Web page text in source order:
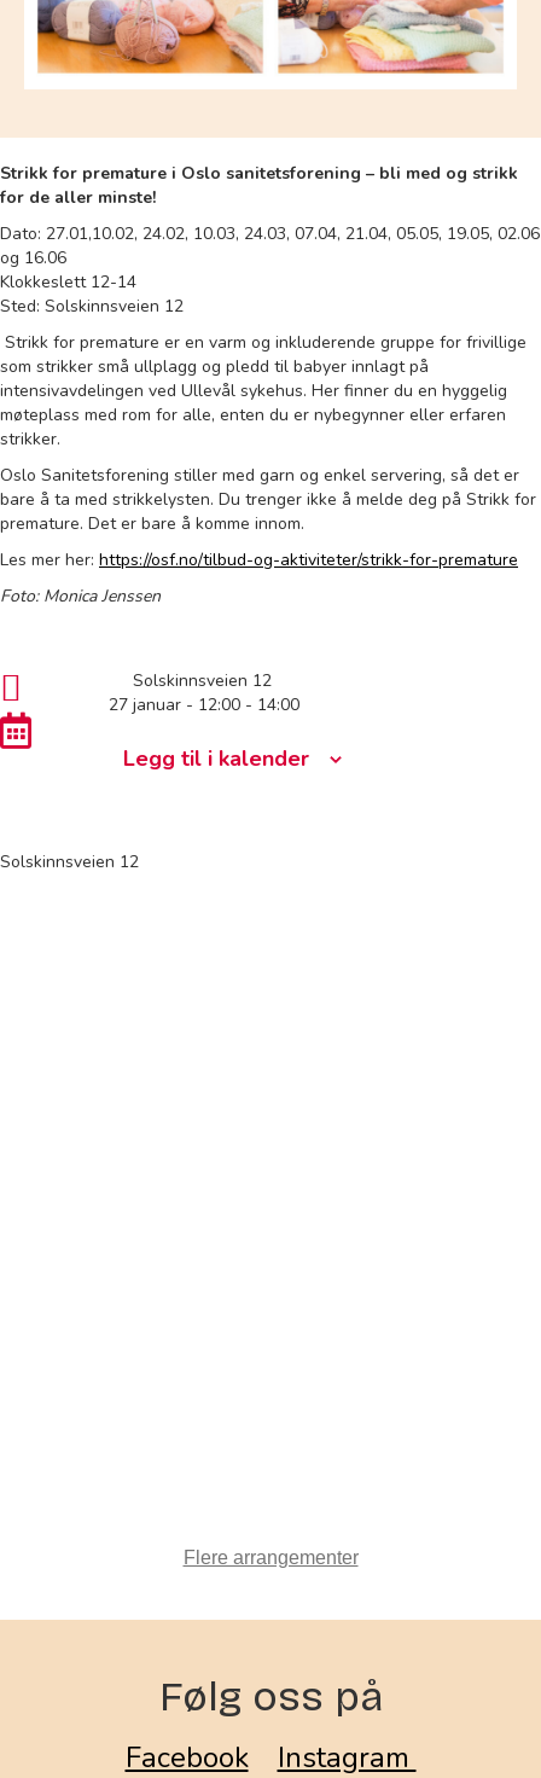
Strikk for premature i Oslo sanitetsforening – bli med og strikk
for de aller minste!
Dato: 27.01,10.02, 24.02, 10.03, 24.03, 07.04, 21.04, 05.05, 19.05, 02.06
og 16.06
Klokkeslett 12-14
Sted: Solskinnsveien 12
Strikk for premature er en varm og inkluderende gruppe for frivillige
som strikker små ullplagg og pledd til babyer innlagt på
intensivavdelingen ved Ullevål sykehus. Her finner du en hyggelig
møteplass med rom for alle, enten du er nybegynner eller erfaren
strikker.
Oslo Sanitetsforening stiller med garn og enkel servering, så det er
bare å ta med strikkelysten. Du trenger ikke å melde deg på Strikk for
premature. Det er bare å komme innom.
Les mer her: https://osf.no/tilbud-og-aktiviteter/strikk-for-premature
Foto: Monica Jenssen
Solskinnsveien 12
27 januar - 12:00- 14:00
Legg til i kalender
Solskinnsveien 12
Flere arrangementer
Følg oss på
Facebook Instagram